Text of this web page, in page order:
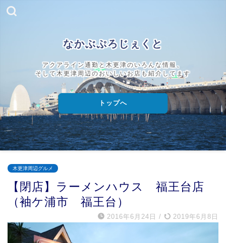
なかぶぷろじぇくと
アクアライン通勤と木更津のいろんな情報、
そして木更津周辺のおいしいお店も紹介してます
トップへ
木更津周辺グルメ
【閉店】ラーメンハウス 福王台店
（袖ケ浦市 福王台）
2016年6月24日 / 2019年6月8日